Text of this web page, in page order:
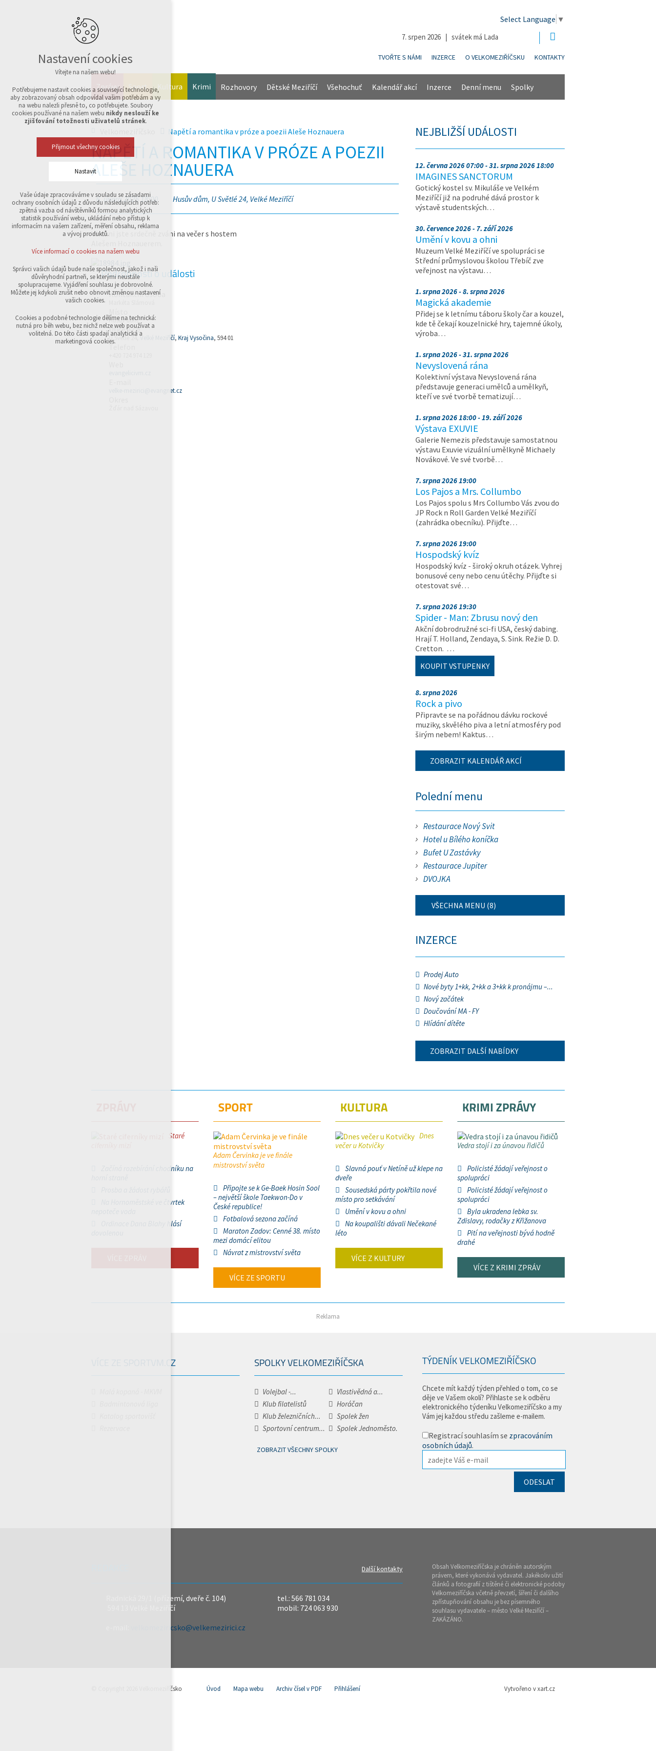
Select Language ▼
7. srpen 2026 | svátek má Lada
TVOŘTE S NÁMI INZERCE O VELKOMEZIŘÍČSKU KONTAKTY
Zprávy Sport Kultura Krimi Rozhovory Dětské Meziříčí Všehochuť Kalendář akcí Inzerce Denní menu Spolky
Napětí a romantika v próze a poezii Aleše Hoznauera
NAPĚTÍ A ROMANTIKA V PRÓZE A POEZII
ALEŠE HOZNAUERA
6. února 2025 18:00 Husův dům, U Světlé 24, Velké Meziříčí
Všichni jste srdečně zváni na večer s hostem
Podrobnosti o události
Kontaktní osoba
Husův dům
Ulice a čp.
U Světlé 24,Velké Meziříčí, Kraj Vysočina, 594 01
velke-mezirici@evangnet.cz
NEJBLIŽŠÍ UDÁLOSTI
12. června 2026 07:00 - 31. srpna 2026 18:00
IMAGINES SANCTORUM
Gotický kostel sv. Mikuláše ve Velkém
Meziříčí již na podruhé dává prostor k
výstavě studentských…
30. července 2026 - 7. září 2026
Umění v kovu a ohni
Muzeum Velké Meziříčí ve spolupráci se
Střední průmyslovou školou Třebíč zve
veřejnost na výstavu…
1. srpna 2026 - 8. srpna 2026
Magická akademie
Přidej se k letnímu táboru školy čar a kouzel,
kde tě čekají kouzelnické hry, tajemné úkoly,
výroba…
1. srpna 2026 - 31. srpna 2026
Nevyslovená rána
Kolektivní výstava Nevyslovená rána
představuje generaci umělců a umělkyň,
kteří ve své tvorbě tematizují…
1. srpna 2026 18:00 - 19. září 2026
Výstava EXUVIE
Galerie Nemezis představuje samostatnou
výstavu Exuvie vizuální umělkyně Michaely
Novákové. Ve své tvorbě…
7. srpna 2026 19:00
Los Pajos a Mrs. Collumbo
Los Pajos spolu s Mrs Collumbo Vás zvou do
JP Rock n Roll Garden Velké Meziříčí
(zahrádka obecníku). Přijďte…
7. srpna 2026 19:00
Hospodský kvíz
Hospodský kvíz - široký okruh otázek. Vyhrej
bonusové ceny nebo cenu útěchy. Přijďte si
otestovat své…
7. srpna 2026 19:30
Spider - Man: Zbrusu nový den
Akční dobrodružné sci-fi USA, český dabing.
Hrají T. Holland, Zendaya, S. Sink. Režie D. D.
Cretton. …
KOUPIT VSTUPENKY
8. srpna 2026
Rock a pivo
Připravte se na pořádnou dávku rockové
muziky, skvělého piva a letní atmosféry pod
širým nebem! Kaktus…
ZOBRAZIT KALENDÁŘ AKCÍ
Polední menu
Restaurace Nový Svit
Hotel u Bílého koníčka
Bufet U Zastávky
Restaurace Jupiter
DVOJKA
VŠECHNA MENU (8)
INZERCE
Prodej Auto
Nové byty 1+kk, 2+kk a 3+kk k pronájmu –...
Nový začátek
Doučování MA - FY
Hlídání dítěte
ZOBRAZIT DALŠÍ NABÍDKY
Staré
Začíná rozebírání chodníku na
Na Hornoměstské ve čtvrtek
Ordinace Dana Blahy hlásí
SPORT
Adam Červinka je ve finále
mistrovství světa
Připojte se k Ge-Baek Hosin Sool
– největší škole Taekwon-Do v
České republice!
Fotbalová sezona začíná
Maraton Zadov: Cenné 38. místo
mezi domácí elitou
Návrat z mistrovství světa
VÍCE ZE SPORTU
KULTURA
Dnes
večer u Kotvičky
Slavná pouť v Netíně už klepe na
dveře
Sousedská párty pokřtila nové
místo pro setkávání
Umění v kovu a ohni
Na koupališti dávali Nečekané
léto
VÍCE Z KULTURY
KRIMI ZPRÁVY
Vedra stojí i za únavou řidičů
Policisté žádají veřejnost o
spolupráci
Policisté žádají veřejnost o
spolupráci
Byla ukradena lebka sv.
Zdislavy, rodačky z Křižanova
Pití na veřejnosti bývá hodně
drahé
VÍCE Z KRIMI ZPRÁV
Reklama
VÍCE ZE SPORTVM.CZ SPOLKY VELKOMEZIŘÍČSKA
Volejbal -...
Vlastivědná a...
Klub filatelistů
Horáčan
Klub železničních...
Spolek žen
Sportovní centrum...
Spolek Jednoměsto.
ZOBRAZIT VŠECHNY SPOLKY
TÝDENÍK VELKOMEZIŘÍČSKO
Chcete mít každý týden přehled o tom, co se
děje ve Vašem okolí? Přihlaste se k odběru
elektronického týdeníku Velkomeziříčsko a my
Vám jej každou středu zašleme e-mailem.
Registrací souhlasím se zpracováním
osobních údajů.
Další kontakty
Radnická 29/1 (přízemí, dveře č. 104)
594 13 Velké Meziříčí
velkomeziricsko@velkemezirici.cz
tel.: 566 781 034
mobil: 724 063 930
Obsah Velkomeziříčska je chráněn autorským
právem, které vykonává vydavatel. Jakékoliv užití
článků a fotografií z tištěné či elektronické podoby
Velkomeziříčska včetně převzetí, šíření či dalšího
zpřístupňování obsahu je bez písemného
souhlasu vydavatele – město Velké Meziříčí –
ZAKÁZÁNO.
© Copyright 2026 Velkomeziříčsko Úvod Mapa webu Archiv čísel v PDF Přihlášení Vytvořeno v xart.cz
Nastavení cookies
Vítejte na našem webu!
Potřebujeme nastavit cookies a související technologie,
aby zobrazovaný obsah odpovídal vašim potřebám a vy
na webu nalezli přesně to, co potřebujete. Soubory
cookies používané na našem webu nikdy neslouží ke
zjišťování totožnosti uživatelů stránek.
Přijmout všechny cookies
Nastavit
Technická cookies
nutná pro provozování webu
udržení kontextu stránek (session): případná
přihlášení, volby jazyka, apod.
analytická pro anonymizované vyhodnocení
návštěvnosti
marketingová cookies (Google,Sklik)
Více informací o cookies na našem webu
Přijmout všechny cookies
Odmítnout vše
Vaše údaje zpracováváme v souladu se zásadami
ochrany osobních údajů z důvodu následujících potřeb:
zpětná vazba od návštěvníků formou analytických
statistik používání webu, ukládání nebo přístup k
informacím na vašem zařízení, měření obsahu, reklama
a vývoj produktů.
Více informací o cookies na našem webu
Správci vašich údajů bude naše společnost, jakož i naši
důvěryhodní partneři, se kterými neustále
spolupracujeme. Vyjádření souhlasu je dobrovolné.
Můžete jej kdykoli zrušit nebo obnovit změnou nastavení
vašich cookies.
Cookies a podobné technologie dělíme na technická:
nutná pro běh webu, bez nichž nelze web používat a
volitelná. Do této části spadají analytická a
marketingová cookies.